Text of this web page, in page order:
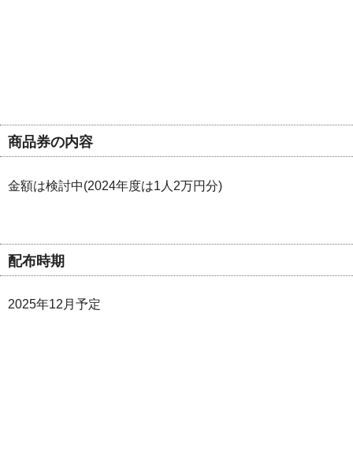
商品券の内容
金額は検討中(2024年度は1人2万円分)
配布時期
2025年12月予定